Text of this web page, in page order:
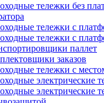
тележки без
тележки с
тележки с
паллет
заказов
тележки с
электрические
электрические